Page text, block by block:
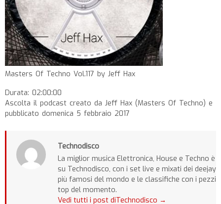
Masters Of Techno Vol.117 by Jeff Hax
Durata: 02:00:00
Ascolta il podcast creato da Jeff Hax (Masters Of Techno) e
pubblicato domenica 5 febbraio 2017
Technodisco
La miglior musica Elettronica, House e Techno è
su Technodisco, con i set live e mixati dei deejay
più famosi del mondo e le classifiche con i pezzi
top del momento.
Vedi tutti i post diTechnodisco →